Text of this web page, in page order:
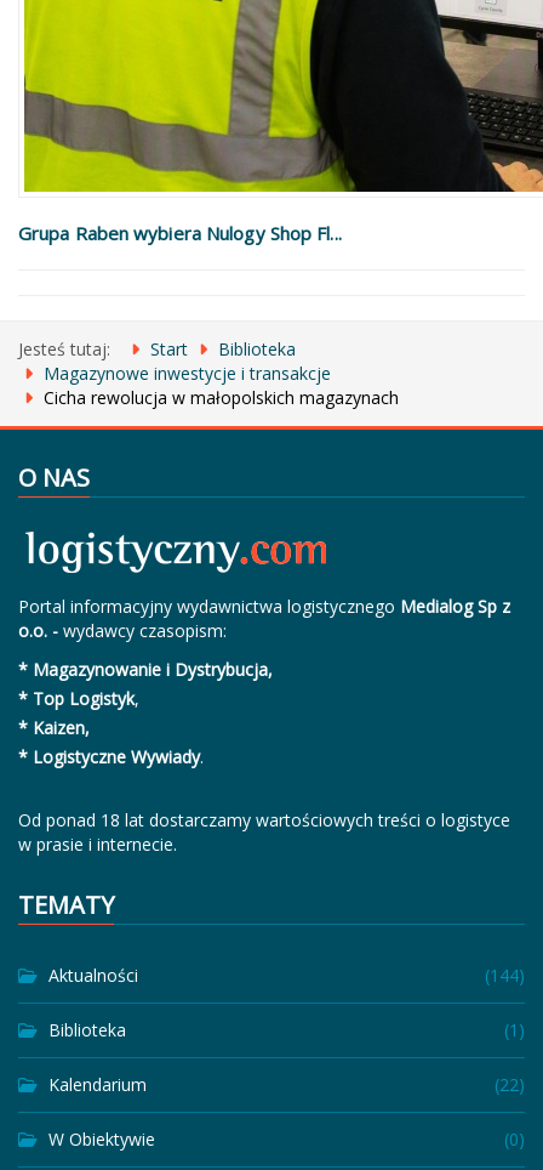
Grupa Raben wybiera Nulogy Shop Fl...
Jesteś tutaj: Start
Biblioteka
Magazynowe inwestycje i transakcje
Cicha rewolucja w małopolskich magazynach
O NAS
Portal informacyjny wydawnictwa logistycznego Medialog Sp z
o.o. - wydawcy czasopism:
* Magazynowanie i Dystrybucja,
* Top Logistyk,
* Kaizen,
* Logistyczne Wywiady.
Od ponad 18 lat dostarczamy wartościowych treści o logistyce
w prasie i internecie.
TEMATY
Aktualności (144)
Biblioteka (1)
Kalendarium (22)
W Obiektywie (0)